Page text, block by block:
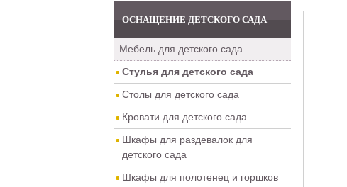
ОСНАЩЕНИЕ ДЕТСКОГО САДА
Мебель для детского сада
Стулья для детского сада
Столы для детского сада
Кровати для детского сада
Шкафы для раздевалок для
детского сада
Шкафы для полотенец и горшков